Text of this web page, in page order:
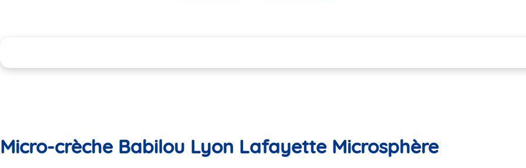
Micro-crèche Babilou Lyon Lafayette Microsphère